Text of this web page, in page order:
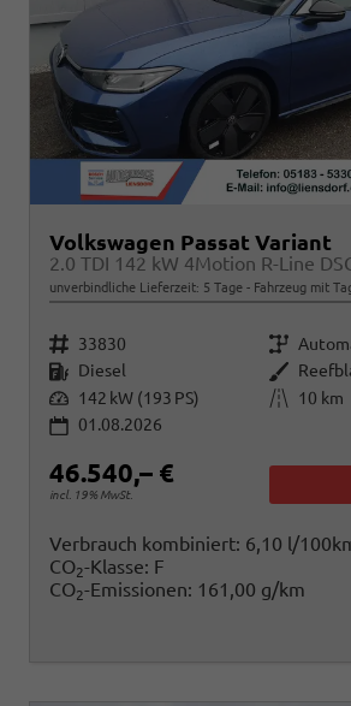
Volkswagen Passat Variant
unverbindliche Lieferzeit: 5 Tage Fahrzeug mit
Fahrzeugnr. 33830 Getriebe
Kraftstoff Diesel Außenfarbe
Leistung 142 kW (193 PS) Kilometerstand
10 km
01.08.2026
46.540,– €
incl. 19% MwSt.
Verbrauch kombiniert: 6,10 l/
CO2-Klasse: F
CO2-Emissionen: 161,00 g/km